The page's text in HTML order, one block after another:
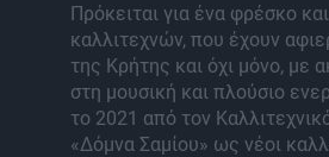
Πρόκειται για ένα φρέσκο
καλλιτεχνών, που έχουν
της Κρήτης και όχι μόνο, με
στη μουσική και πλούσιο
το 2021 από τον
«Δόμνα Σαμίου» ως νέοι